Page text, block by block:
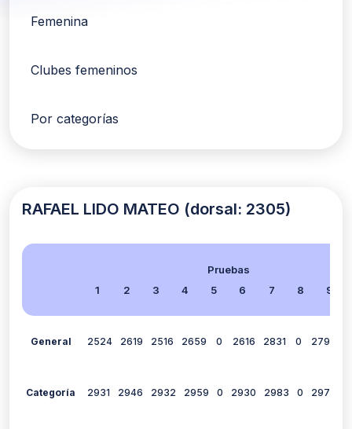
Femenina
Clubes femeninos
Por categorías
RAFAEL LIDO MATEO (dorsal: 2305)
Pruebas
1
2 3 4 5 6 7 8 9
General 2524 2619 2516 2659 0 2616 2831 0 2798
Categoría 2931 2946 2932 2959 0 2930 2983 0 2977